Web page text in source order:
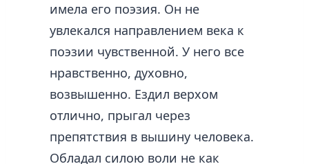
имела его поэзия. Он не
увлекался направлением века к
поэзии чувственной. У него все
нравственно, духовно,
возвышенно. Ездил верхом
отлично, прыгал через
препятствия в вышину человека.
Обладал силою воли не как